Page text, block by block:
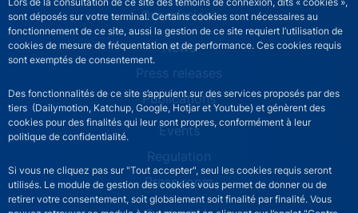
sont déposés sur votre terminal. Certains cookies sont nécessaires au
fonctionnement de ce site, aussi la gestion de ce site requiert l’utilisation de
cookies de mesure de fréquentation et de performance. Ces cookies requis
sont exemptés de consentement.
Des fonctionnalités de ce site s’appuient sur des services proposés par des
tiers (Dailymotion, Katchup, Google, Hotjar et Youtube) et génèrent des
cookies pour des finalités qui leur sont propres, conformément à leur
politique de confidentialité.
Si vous ne cliquez pas sur "Tout accepter", seul les cookies requis seront
utilisés. Le module de gestion des cookies vous permet de donner ou de
retirer votre consentement, soit globalement soit finalité par finalité. Vous
Our missions
News
Press releases
Publications
Events
Regulation
Press room